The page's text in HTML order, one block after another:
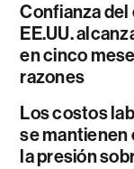
Confianza
EE.UU.
en cinco
razones
Los costos
se mantienen
la presión